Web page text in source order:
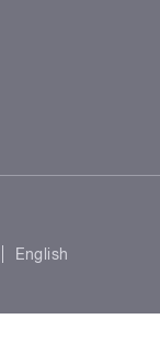
English